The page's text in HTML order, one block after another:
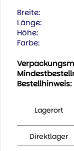
Breite:
Länge:
Höhe:
Farbe:
Bestellhinweis:
Lagerort
Direktlager